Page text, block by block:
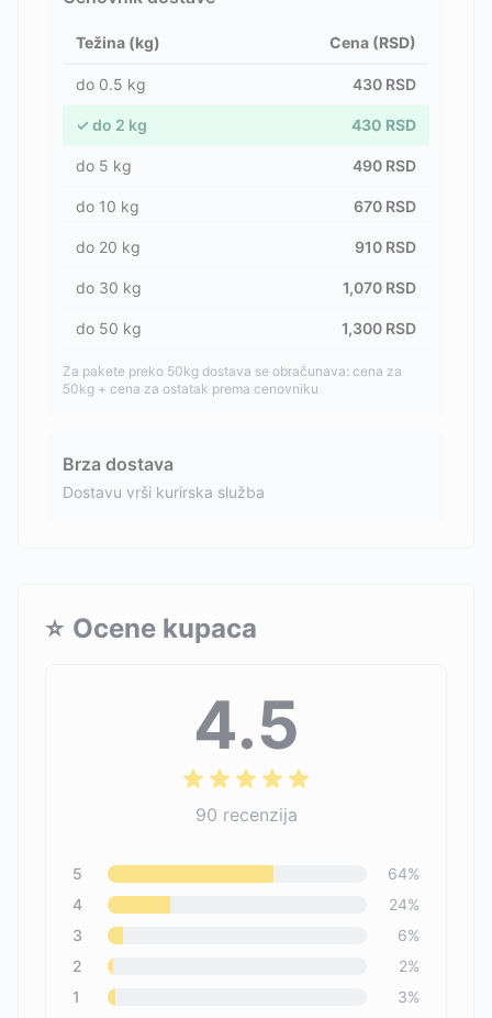
Težina (kg) Cena (RSD)
do 0.5 kg 430 RSD
✓ do 2 kg 430 RSD
do 5 kg 490 RSD
do 10 kg 670 RSD
do 20 kg 910 RSD
do 30 kg 1,070 RSD
do 50 kg 1,300 RSD
Za pakete preko 50kg dostava se obračunava: cena za
50kg + cena za ostatak prema cenovniku
Brza dostava
Dostavu vrši kurirska služba
⭐ Ocene kupaca
4.5
90 recenzija
5 64%
4
24%
3
6%
2
2%
1
3%